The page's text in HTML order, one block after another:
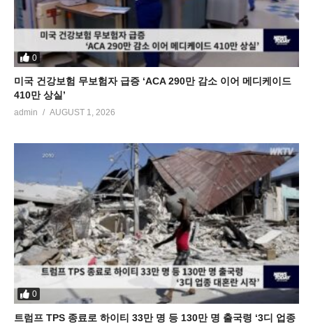
0
미국 건강보험 무보험자 급증 ‘ACA 290만 감소 이어 메디케이드
410만 상실’
admin AUGUST 1, 2026
0
트럼프 TPS 종료로 하이티 33만 명 등 130만 명 출국령 ‘3디 업종